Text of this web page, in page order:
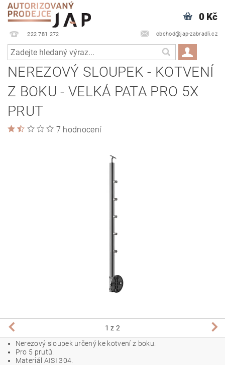
222 781 272 obchod@jap-zabradli.cz
0 Kč
NEREZOVÝ SLOUPEK - KOTVENÍ
Z BOKU - VELKÁ PATA PRO 5X
PRUT
7 hodnocení
1 z 2
Nerezový sloupek určený ke kotvení z boku.
Pro 5 prutů.
Materiál AISI 304.